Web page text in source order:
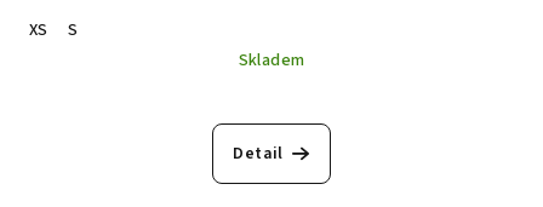
XS
S
Skladem
Detail